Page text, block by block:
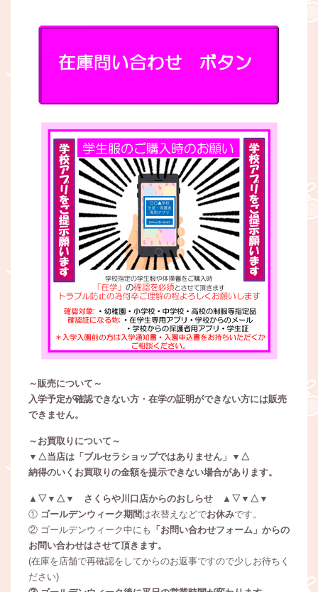
～販売について～
入学予定が確認できない方・在学の証明ができない方には販売
できません。
～お買取りについて～
▼△当店は「ブルセラショップではありません」▼△
納得のいくお買取りの金額を提示できない場合があります。
▲▽▼△▼ さくらや川口店からのおしらせ ▲▽▼△▼
① ゴールデンウィーク期間 は衣替えなどでお休みです。
② ゴールデンウィーク中にも 「お問い合わせフォーム」からの
お問い合わせはさせて頂きます。
(在庫を店舗で再確認をしてからのお返事ですので少しお待ちく
ださい)